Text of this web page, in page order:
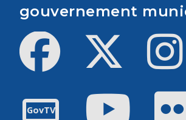
gouvernement
Facebook Twitter
GovTV
Youtube